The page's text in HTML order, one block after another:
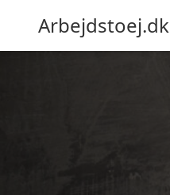
Arbejdstoej.dk